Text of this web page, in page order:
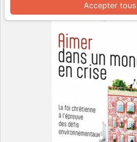
Accepter tous